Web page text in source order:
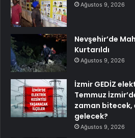
Ağustos 9, 2026
Nevşehir’de
Kurtarıldı
Ağustos 9, 2026
İzmir GEDİZ
Temmuz
zaman bitecek,
gelecek?
Ağustos 9, 2026